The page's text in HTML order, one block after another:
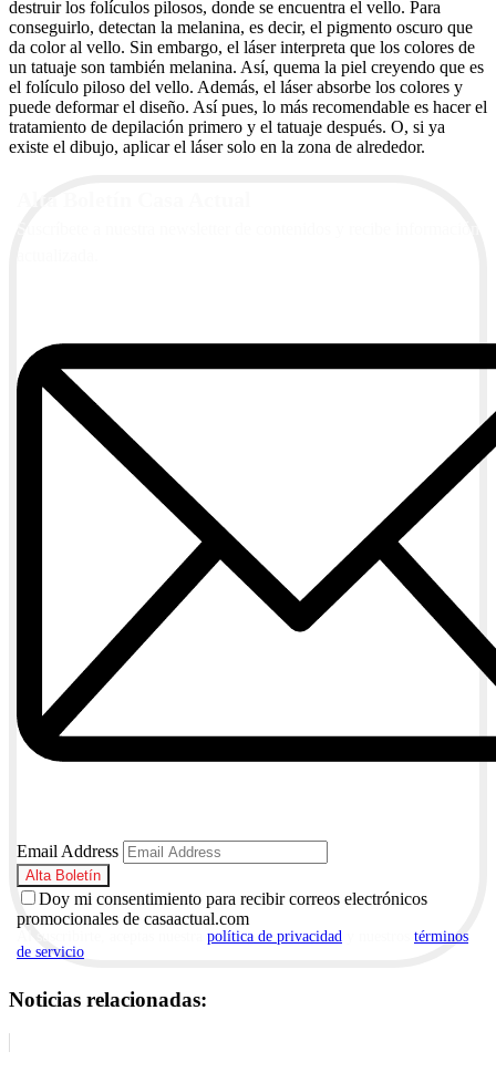
destruir los folículos pilosos, donde se encuentra el vello. Para
conseguirlo, detectan la melanina, es decir, el pigmento oscuro que
da color al vello. Sin embargo, el láser interpreta que los colores de
un tatuaje son también melanina. Así, quema la piel creyendo que es
el folículo piloso del vello. Además, el láser absorbe los colores y
puede deformar el diseño. Así pues, lo más recomendable es hacer el
tratamiento de depilación primero y el tatuaje después. O, si ya
existe el dibujo, aplicar el láser solo en la zona de alrededor.
Email Address
Doy mi consentimiento para recibir correos electrónicos
promocionales de casaactual.com
política de privacidad
términos
de servicio
Noticias relacionadas: